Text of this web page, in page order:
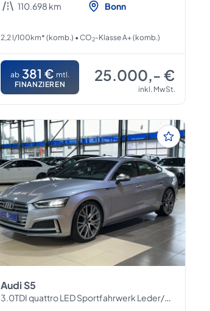
110.698 km
Bonn
2,2 l/100km* (komb.) • CO2-Klasse A+ (komb.)
ab 381 € mtl.
FINANZIEREN
25.000,- €
inkl. MwSt.
Audi S5
3.0TDI quattro LED Sportfahrwerk Leder/Alcant